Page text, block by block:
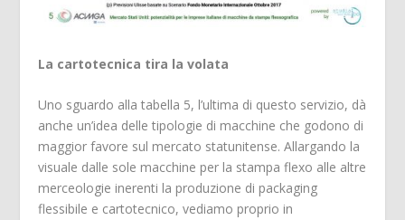
La cartotecnica tira la volata
Uno sguardo alla tabella 5, l’ultima di questo servizio, dà
anche un’idea delle tipologie di macchine che godono di
maggior favore sul mercato statunitense. Allargando la
visuale dalle sole macchine per la stampa flexo alle altre
merceologie inerenti la produzione di packaging
flessibile e cartotecnico, vediamo proprio in